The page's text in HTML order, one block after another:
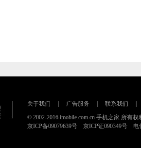
关于我们 广告服务 联系我们
© 2002-2016 imobile.com.cn 手机之家 所有权
京ICP备09079639号 京ICP证090349号 电